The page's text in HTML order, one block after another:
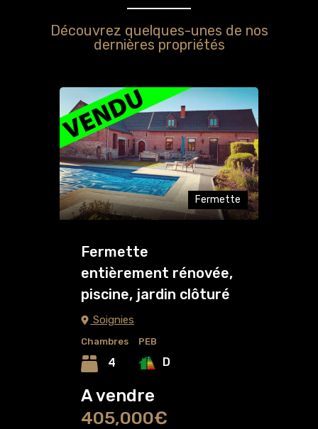
Découvrez quelques-unes de nos
dernières propriétés
Fermette
Fermette
entièrement rénovée,
piscine, jardin clôturé
Soignies
Chambres
4
PEB
D
A vendre
405,000€